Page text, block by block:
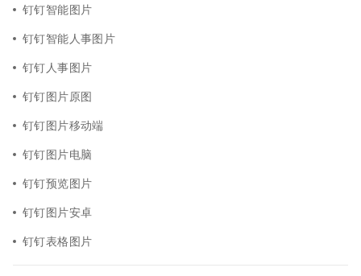
钉钉智能图片
钉钉智能人事图片
钉钉人事图片
钉钉图片原图
钉钉图片移动端
钉钉图片电脑
钉钉预览图片
钉钉图片安卓
钉钉表格图片